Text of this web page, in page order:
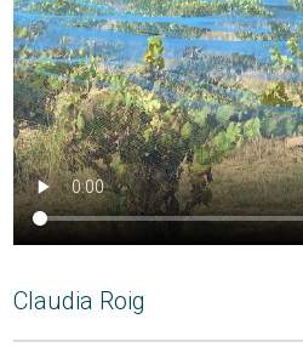
Claudia Roig